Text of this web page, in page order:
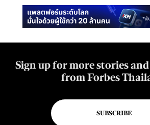
Sign up for more stories
from Forbes
SUBSCRIBE